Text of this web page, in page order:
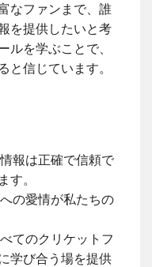
なファンまで、誰
を提供したいと考
ルを学ぶことで、
と信じています。
報は正確で信頼で
す。
の愛情が私たちの
てのクリケットフ
学び合う場を提供